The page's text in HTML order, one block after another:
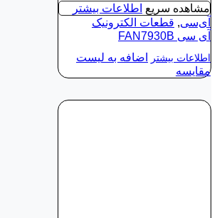
مشاهده سریع اطلاعات بیشتر
آی‌سی, قطعات الکترونیک
آی‌ سی FAN7930B
اطلاعات بیشتر
اضافه به لیست
مقایسه